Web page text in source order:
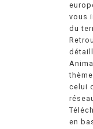
vous
du
celui
en